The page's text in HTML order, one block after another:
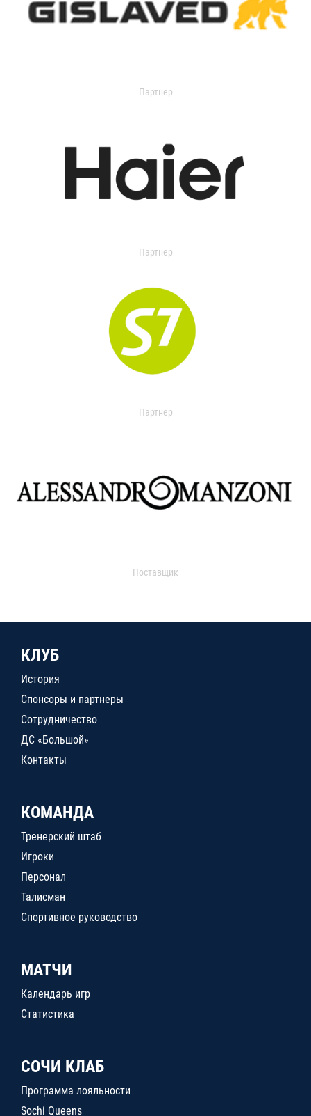
Партнер
Партнер
Партнер
Поставщик
КЛУБ
История
Спонсоры и партнеры
Сотрудничество
ДС «Большой»
Контакты
КОМАНДА
Тренерский штаб
Игроки
Персонал
Талисман
Спортивное руководство
МАТЧИ
Календарь игр
Статистика
СОЧИ КЛАБ
Программа лояльности
Sochi Queens